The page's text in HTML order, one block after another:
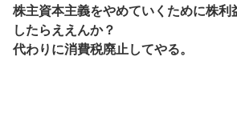
株主資本主義をやめていくために株利
したらええんか？
代わりに消費税廃止してやる。